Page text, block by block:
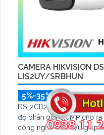
CAMERA HIKVISION
LIS2UY/SRBHUN
5%-35%
DS-2CD2T87G3-LIS2UY/
độ phân giải 8.0MP cho
công nghệ ColorVu giúp